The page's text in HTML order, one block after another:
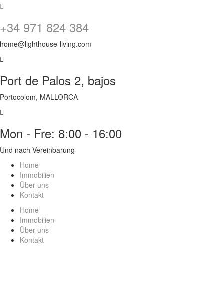
+34 971 824 384
home@lighthouse-living.com
Port de Palos 2, bajos
Portocolom, MALLORCA
Mon - Fre: 8:00 - 16:00
Und nach Vereinbarung
Home
Immobilien
Über uns
Kontakt
Home
Immobilien
Über uns
Kontakt